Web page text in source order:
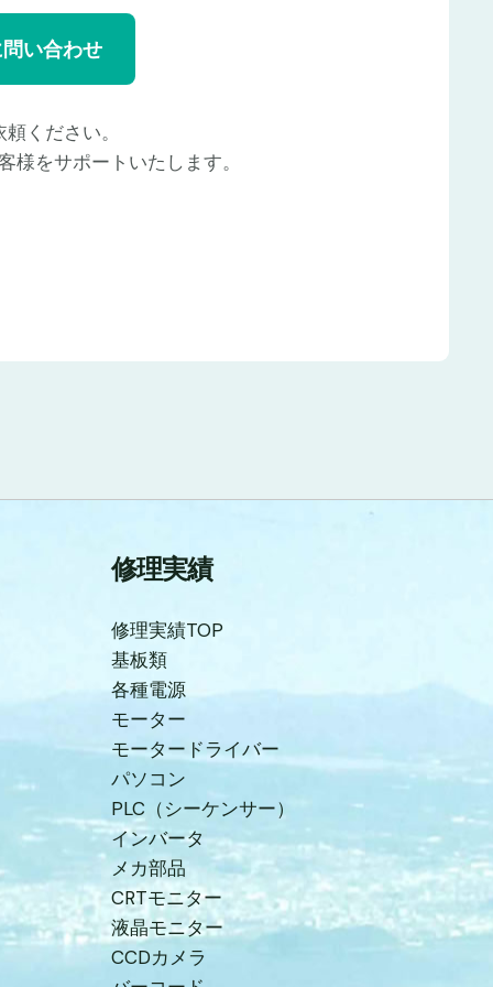
い合わせ
ください。
をサポートいたします。
修理実績
修理実績TOP
基板類
各種電源
モーター
モータードライバー
パソコン
PLC（シーケンサー）
インバータ
メカ部品
CRTモニター
液晶モニター
CCDカメラ